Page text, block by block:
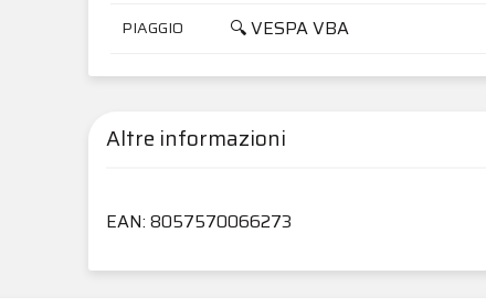
PIAGGIO 🔍 VESPA VBA
Altre informazioni
EAN: 8057570066273